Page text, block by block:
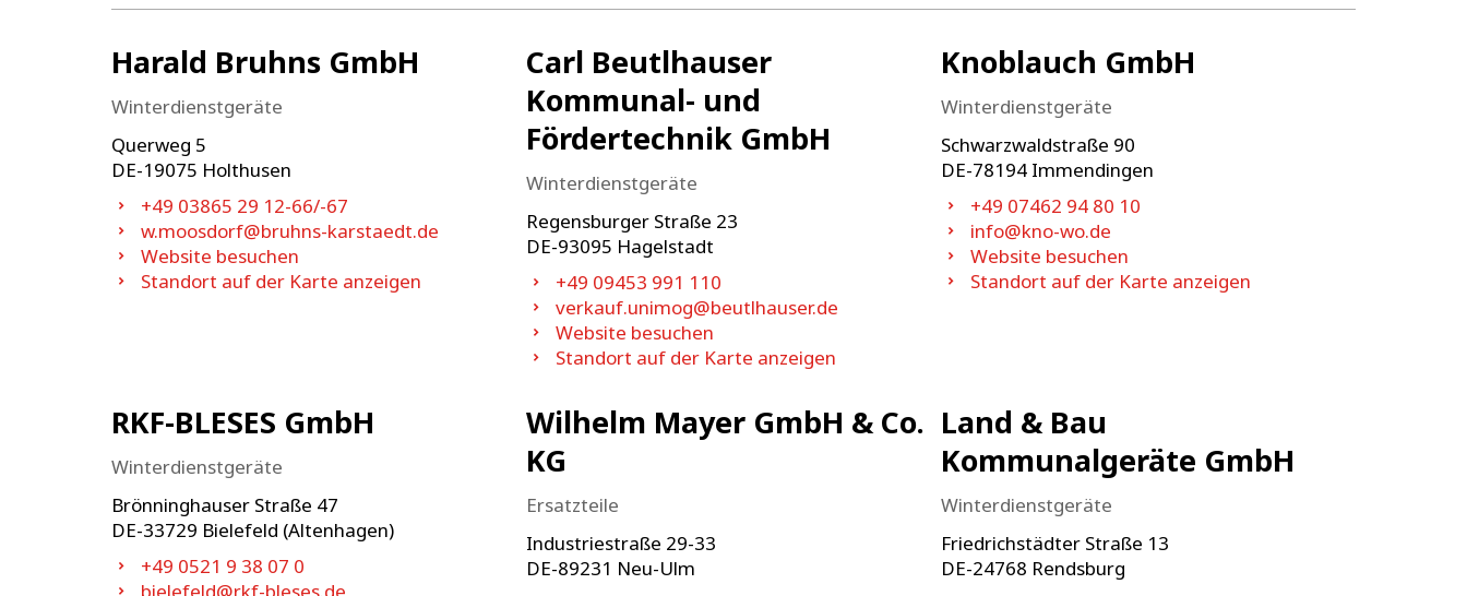
Harald Bruhns GmbH
Winterdienstgeräte
Querweg 5
DE-19075 Holthusen
+49 03865 29 12-66/-67
w.moosdorf@bruhns-karstaedt.de
Website besuchen
Standort auf der Karte anzeigen
Carl Beutlhauser
Kommunal- und
Fördertechnik GmbH
Winterdienstgeräte
Regensburger Straße 23
DE-93095 Hagelstadt
+49 09453 991 110
verkauf.unimog@beutlhauser.de
Website besuchen
Standort auf der Karte anzeigen
Knoblauch GmbH
Winterdienstgeräte
Schwarzwaldstraße 90
DE-78194 Immendingen
+49 07462 94 80 10
info@kno-wo.de
Website besuchen
Standort auf der Karte anzeigen
RKF-BLESES GmbH
Winterdienstgeräte
Brönninghauser Straße 47
DE-33729 Bielefeld (Altenhagen)
+49 0521 9 38 07 0
Wilhelm Mayer GmbH & Co.
KG
Ersatzteile
Industriestraße 29-33
DE-89231 Neu-Ulm
Land & Bau
Kommunalgeräte GmbH
Winterdienstgeräte
Friedrichstädter Straße 13
DE-24768 Rendsburg